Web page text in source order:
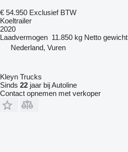
€ 54.950 Exclusief BTW
Koeltrailer
2020
Laadvermogen 11.850 kg Netto gewicht
Nederland, Vuren
Kleyn Trucks
Sinds 22 jaar bij Autoline
Contact opnemen met verkoper